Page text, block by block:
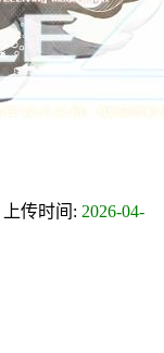
上传时间: 2026-04-